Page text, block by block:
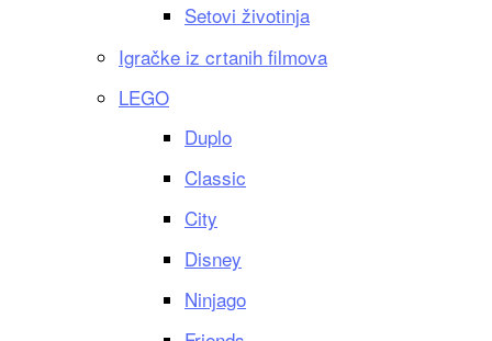
Setovi životinja
Igračke iz crtanih filmova
LEGO
Duplo
Classic
City
Disney
Ninjago